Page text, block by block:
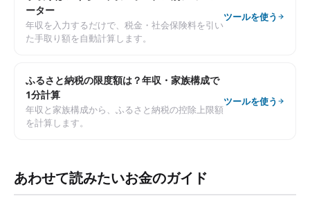
ーター
年収を入力するだけで、税金・社会保険料を引い
た手取り額を自動計算します。
ツールを使う
ふるさと納税の限度額は？年収・家族構成で
1分計算
年収と家族構成から、ふるさと納税の控除上限額
を計算します。
ツールを使う
あわせて読みたいお金のガイド